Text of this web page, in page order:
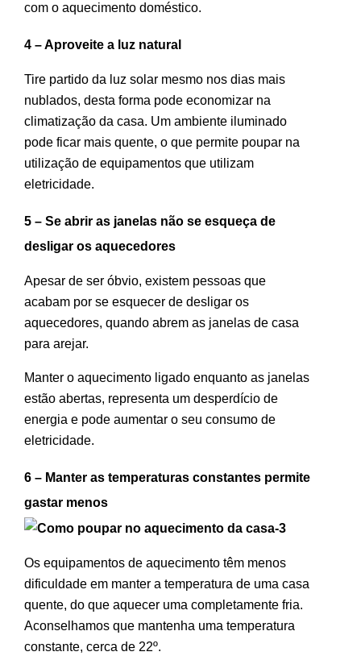
com o aquecimento doméstico.
4 – Aproveite a luz natural
Tire partido da luz solar mesmo nos dias mais
nublados, desta forma pode economizar na
climatização da casa. Um ambiente iluminado
pode ficar mais quente, o que permite poupar na
utilização de equipamentos que utilizam
eletricidade.
5 – Se abrir as janelas não se esqueça de
desligar os aquecedores
Apesar de ser óbvio, existem pessoas que
acabam por se esquecer de desligar os
aquecedores, quando abrem as janelas de casa
para arejar.
Manter o aquecimento ligado enquanto as janelas
estão abertas, representa um desperdício de
energia e pode aumentar o seu consumo de
eletricidade.
6 – Manter as temperaturas constantes permite
gastar menos
Os equipamentos de aquecimento têm menos
dificuldade em manter a temperatura de uma casa
quente, do que aquecer uma completamente fria.
Aconselhamos que mantenha uma temperatura
constante, cerca de 22º.